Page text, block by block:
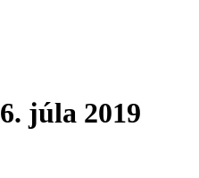
6. júla 2019